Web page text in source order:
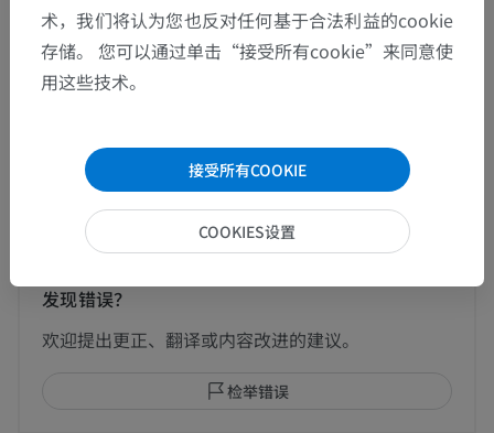
发现错误？
欢迎提出更正、翻译或内容改进的建议。
检举错误
术，我们将认为您也反对任何基于合法利益的cookie
存储。 您可以通过单击“接受所有cookie”来同意使
用这些技术。
接受所有COOKIE
COOKIES设置